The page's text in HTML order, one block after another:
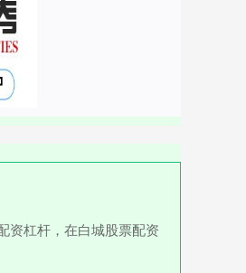
资杠杆，在白城股票配资